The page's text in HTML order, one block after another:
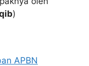
)
APBN